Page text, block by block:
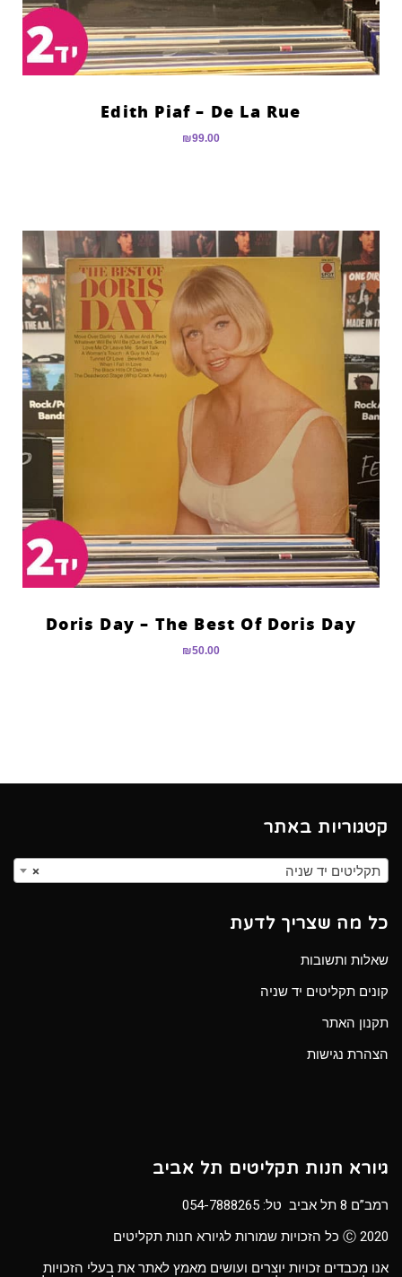
Edith Piaf – De La Rue
₪99.00
Doris Day – The Best Of Doris Day
₪50.00
קטגוריות באתר
× תקליטים יד שניה
כל מה שצריך לדעת
שאלות ותשובות
קונים תקליטים יד שניה
תקנון האתר
הצהרת נגישות
גיורא חנות תקליטים תל אביב
רמב”ם 8 תל אביב טל:
054-7888265
Ⓒ 2020 כל הזכויות שמורות לגיורא חנות תקליטים
אנו מכבדים זכויות יוצרים ועושים מאמץ לאתר את בעלי הזכויות